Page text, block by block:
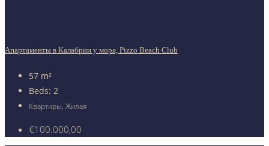
Апартаменты в Калабрии у моря, Pizzo Beach Club
57 m²
Beds: 2
Квартиры, Жилая
€100.000,00